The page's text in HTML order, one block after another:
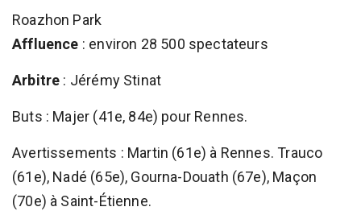
Roazhon Park
Affluence : environ 28 500 spectateurs
Arbitre : Jérémy Stinat
Buts : Majer (41e, 84e) pour Rennes.
Avertissements : Martin (61e) à Rennes. Trauco
(61e), Nadé (65e), Gourna-Douath (67e), Maçon
(70e) à Saint-Étienne.